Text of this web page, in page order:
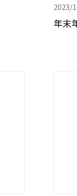
2023/
年末